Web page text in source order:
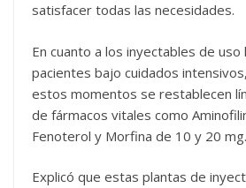
satisfacer todas las necesidades.
En cuanto a los inyectables de
pacientes bajo cuidados
estos momentos se restablecen
de fármacos vitales como
Fenoterol y Morfina de 10 y 20 mg.
Explicó que estas plantas de